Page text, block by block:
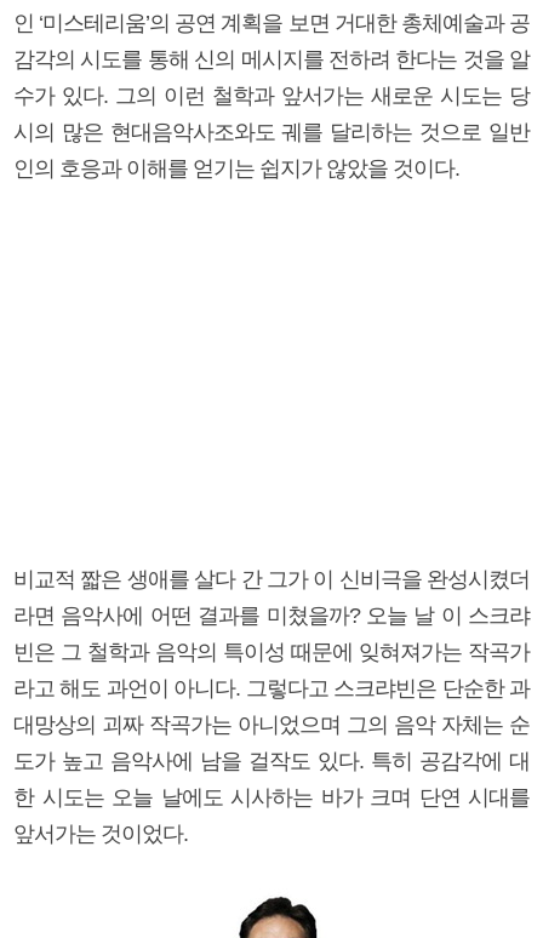
인 ‘미스테리움’의 공연 계획을 보면 거대한 총체예술과 공
감각의 시도를 통해 신의 메시지를 전하려 한다는 것을 알
수가 있다. 그의 이런 철학과 앞서가는 새로운 시도는 당
시의 많은 현대음악사조와도 궤를 달리하는 것으로 일반
인의 호응과 이해를 얻기는 쉽지가 않았을 것이다.
비교적 짧은 생애를 살다 간 그가 이 신비극을 완성시켰더
라면 음악사에 어떤 결과를 미쳤을까? 오늘 날 이 스크랴
빈은 그 철학과 음악의 특이성 때문에 잊혀져가는 작곡가
라고 해도 과언이 아니다. 그렇다고 스크랴빈은 단순한 과
대망상의 괴짜 작곡가는 아니었으며 그의 음악 자체는 순
도가 높고 음악사에 남을 걸작도 있다. 특히 공감각에 대
한 시도는 오늘 날에도 시사하는 바가 크며 단연 시대를
앞서가는 것이었다.